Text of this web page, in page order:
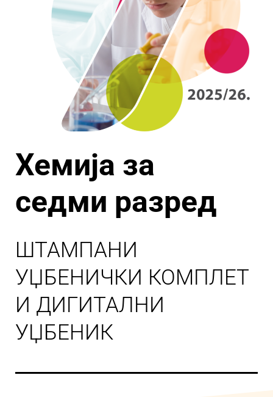
Хемија за
седми разред
ШТАМПАНИ
УЏБЕНИЧКИ КОМПЛЕТ
И ДИГИТАЛНИ
УЏБЕНИК